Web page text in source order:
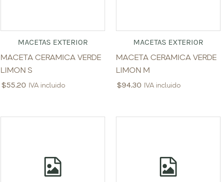
MACETAS EXTERIOR
MACETA CERAMICA VERDE
LIMON S
$55.20 IVA incluido
MACETAS EXTERIOR
MACETA CERAMICA VERDE
LIMON M
$94.30 IVA incluido